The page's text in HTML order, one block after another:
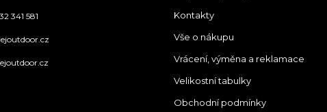
341 581
Kontakty
Vše o nákupu
Vrácení, výměna a reklamace
Velikostní tabulky
Obchodní podmínky